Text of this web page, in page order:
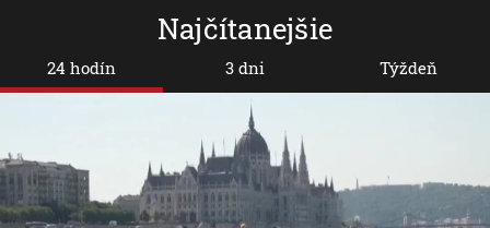
Najčítanejšie
24 hodín 3 dni Týždeň